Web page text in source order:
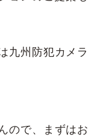
九州防犯カメラ
ので、まずはお